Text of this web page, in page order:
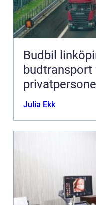
Budbil linköping
Julia Ekk